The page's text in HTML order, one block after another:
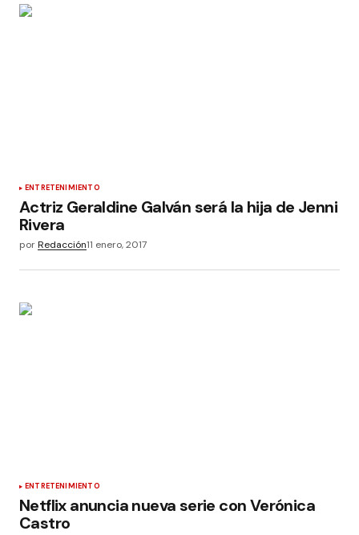
ENTRETENIMIENTO
Actriz Geraldine Galván será la hija de Jenni
Rivera
porRedacción11 enero, 2017
ENTRETENIMIENTO
Netflix anuncia nueva serie con Verónica
Castro